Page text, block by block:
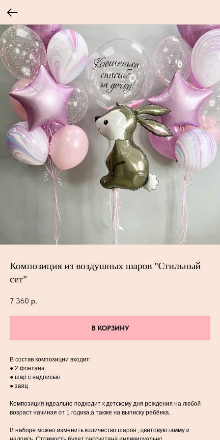
Композиция из воздушных шаров "Стильный
сет"
7 360 р.
В КОРЗИНУ
В состав композиции входит:
● 2 фонтана
● шар с надписью
● заяц
Композиция идеально подходит к детскому дня рождения на любой
возраст начиная от 1 годика,а также на выписку ребёнка.
В наборе можно изменить количество шаров , цветовую гамму и